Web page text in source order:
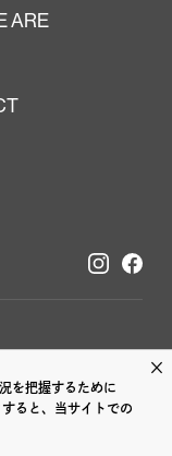
×
を把握するために
ると、当サイトでの
ARE